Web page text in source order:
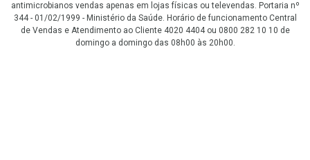
antimicrobianos vendas apenas em lojas físicas ou televendas. Portaria nº
344 - 01/02/1999 - Ministério da Saúde. Horário de funcionamento Central
de Vendas e Atendimento ao Cliente 4020 4404 ou 0800 282 10 10 de
domingo a domingo das 08h00 às 20h00.